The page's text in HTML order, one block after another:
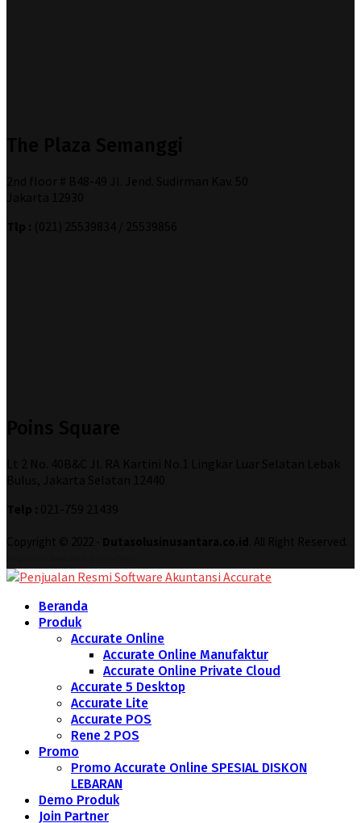
Beranda
Produk
Accurate Online
Accurate Online Manufaktur
Accurate Online Private Cloud
Accurate 5 Desktop
Accurate Lite
Accurate POS
Rene 2 POS
Promo
Promo Accurate Online SPESIAL DISKON
LEBARAN
Demo Produk
Join Partner